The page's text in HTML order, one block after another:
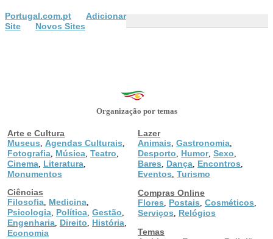
Portugal.com.pt
Adicionar
Site
Novos Sites
Organização por temas
Arte e Cultura
Museus
Agendas Culturais
Fotografia Música Teatro
Cinema Literatura
Monumentos
Ciências
Filosofia Medicina
Psicologia Política Gestão
Engenharia Direito História
Economia
Lazer
Animais Gastronomia
Desporto Humor, Sexo
Bares Dança Encontros
Eventos Turismo
Compras Online
Flores
Postais Cosméticos
Serviços
Relógios
Temas